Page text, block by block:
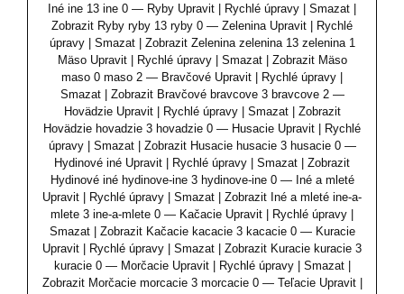
Iné ine 13 ine 0 — Ryby Upravit | Rychlé úpravy | Smazat |
Zobrazit Ryby ryby 13 ryby 0 — Zelenina Upravit | Rychlé
úpravy | Smazat | Zobrazit Zelenina zelenina 13 zelenina 1
Mäso Upravit | Rychlé úpravy | Smazat | Zobrazit Mäso
maso 0 maso 2 — Bravčové Upravit | Rychlé úpravy |
Smazat | Zobrazit Bravčové bravcove 3 bravcove 2 —
Hovädzie Upravit | Rychlé úpravy | Smazat | Zobrazit
Hovädzie hovadzie 3 hovadzie 0 — Husacie Upravit | Rychlé
úpravy | Smazat | Zobrazit Husacie husacie 3 husacie 0 —
Hydinové iné Upravit | Rychlé úpravy | Smazat | Zobrazit
Hydinové iné hydinove-ine 3 hydinove-ine 0 — Iné a mleté
Upravit | Rychlé úpravy | Smazat | Zobrazit Iné a mleté ine-a-
mlete 3 ine-a-mlete 0 — Kačacie Upravit | Rychlé úpravy |
Smazat | Zobrazit Kačacie kacacie 3 kacacie 0 — Kuracie
Upravit | Rychlé úpravy | Smazat | Zobrazit Kuracie kuracie 3
kuracie 0 — Morčacie Upravit | Rychlé úpravy | Smazat |
Zobrazit Morčacie morcacie 3 morcacie 0 — Teľacie Upravit |